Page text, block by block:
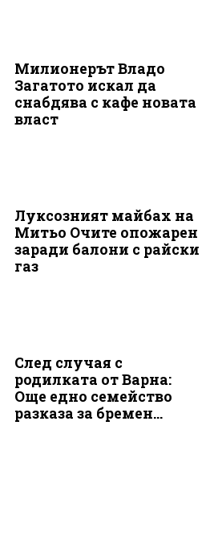
Милионерът Владо
Загатото искал да
снабдява с кафе новата
власт
Луксозният майбах на
Митьо Очите опожарен
заради балони с райски
газ
След случая с
родилката от Варна:
Още едно семейство
разказа за бремен...